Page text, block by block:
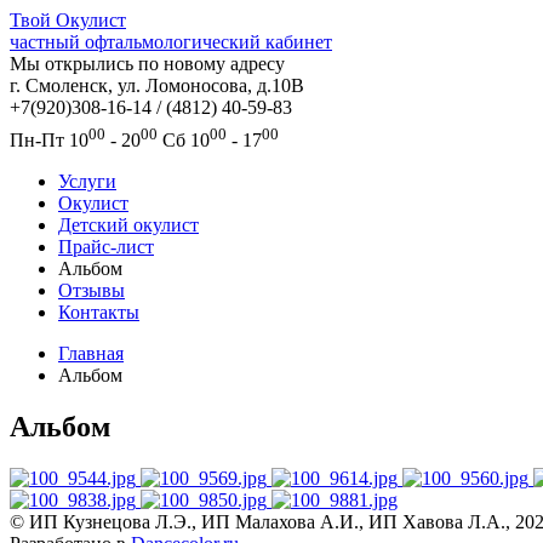
Твой Окулист
частный офтальмологический кабинет
Мы открылись по новому адресу
г. Смоленск, ул. Ломоносова, д.10В
+7(920)308-16-14 / (4812) 40-59-83
Пн-Пт 1000 - 2000 Сб 1000 - 1700
Услуги
Окулист
Детский окулист
Прайс-лист
Альбом
Отзывы
Контакты
Главная
Альбом
Альбом
© ИП Кузнецова Л.Э., ИП Малахова А.И., ИП Хавова Л.А.,